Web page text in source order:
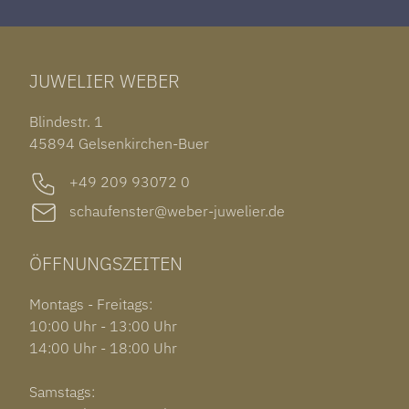
IWC PORTUGIESER
ARMSCHMUCK
OHRSCHMUCK
OUT OF COLLECTION
TAG HEUER CARRERA
ROLEX SUBMARINER DATE
GARMIN VENU 3S
JUWELIER WEBER
Blindestr. 1
45894 Gelsenkirchen-Buer
+49 209 93072 0
schaufenster@weber-juwelier.de
ÖFFNUNGSZEITEN
Montags - Freitags:
10:00 Uhr - 13:00 Uhr
14:00 Uhr - 18:00 Uhr
Samstags: